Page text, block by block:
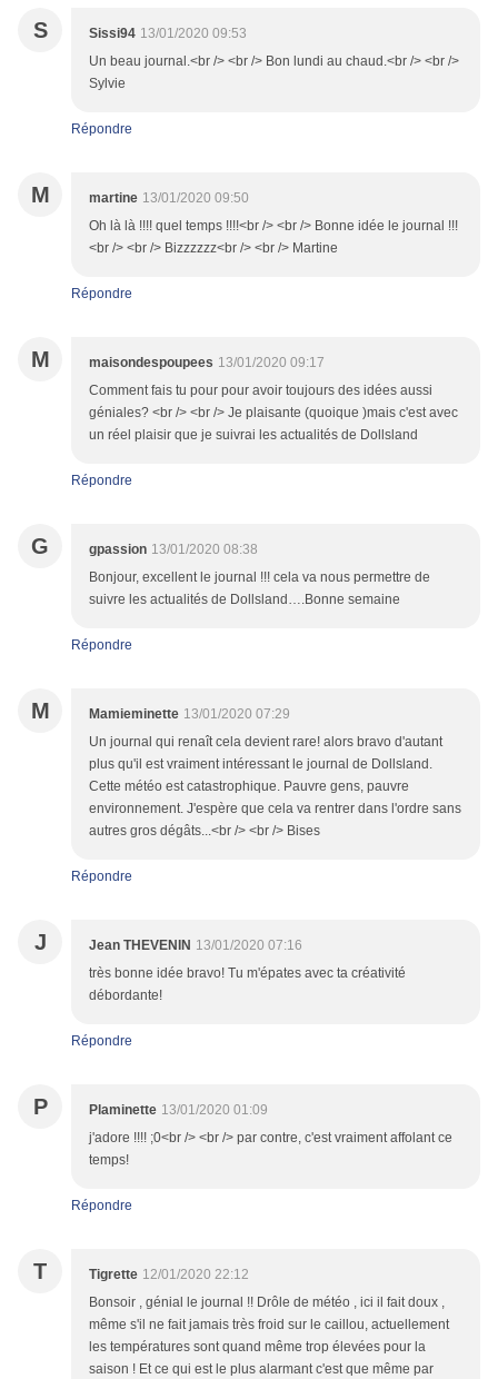
S Sissi94 13/01/2020 09:53
Un beau journal.<br /> <br /> Bon lundi au chaud.<br /> <br />
Sylvie
Répondre
M martine 13/01/2020 09:50
Oh là là !!!! quel temps !!!!<br /> <br /> Bonne idée le journal !!!
<br /> <br /> Bizzzzzz<br /> <br /> Martine
Répondre
M maisondespoupees 13/01/2020 09:17
Comment fais tu pour pour avoir toujours des idées aussi
géniales? <br /> <br /> Je plaisante (quoique )mais c'est avec
un réel plaisir que je suivrai les actualités de Dollsland
Répondre
G gpassion 13/01/2020 08:38
Bonjour, excellent le journal !!! cela va nous permettre de
suivre les actualités de Dollsland….Bonne semaine
Répondre
M Mamieminette 13/01/2020 07:29
Un journal qui renaît cela devient rare! alors bravo d'autant
plus qu'il est vraiment intéressant le journal de Dollsland.
Cette météo est catastrophique. Pauvre gens, pauvre
environnement. J'espère que cela va rentrer dans l'ordre sans
autres gros dégâts...<br /> <br /> Bises
Répondre
J Jean THEVENIN 13/01/2020 07:16
très bonne idée bravo! Tu m'épates avec ta créativité
débordante!
Répondre
P Plaminette 13/01/2020 01:09
j'adore !!!! ;0<br /> <br /> par contre, c'est vraiment affolant ce
temps!
Répondre
T Tigrette 12/01/2020 22:12
Bonsoir , génial le journal !! Drôle de météo , ici il fait doux ,
même s'il ne fait jamais très froid sur le caillou, actuellement
les températures sont quand même trop élevées pour la
saison ! Et ce qui est le plus alarmant c'est que même par